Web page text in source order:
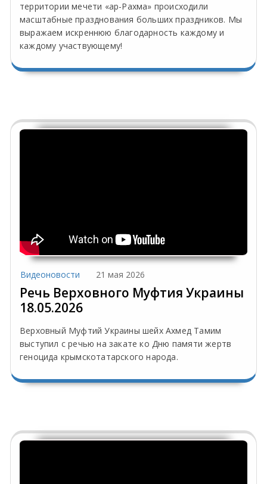
территории мечети «ар-Рахма» происходили
масштабные празднования больших праздников. Мы
выражаем искреннюю благодарность каждому и
каждому участвующему!
Видеоновости 21 мая 2026
Речь Верховного Муфтия Украины
18.05.2026
Верховный Муфтий Украины шейх Ахмед Тамим
выступил с речью на закате ко Дню памяти жертв
геноцида крымскотатарского народа.